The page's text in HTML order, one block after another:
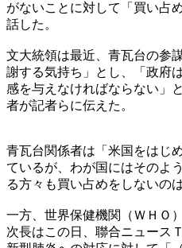
がないことに対して「買い占
話した。
文大統領は最近、青瓦台の参
謝する気持ち」とし、「政府
感を与えなければならない」
者が記者らに伝えた。
青瓦台関係者は「米国をはじ
ているが、わが国にはそのよ
る方々も買い占めをしないの
一方、世界保健機関（ＷＨＯ
次長はこの日、聯合ニュース